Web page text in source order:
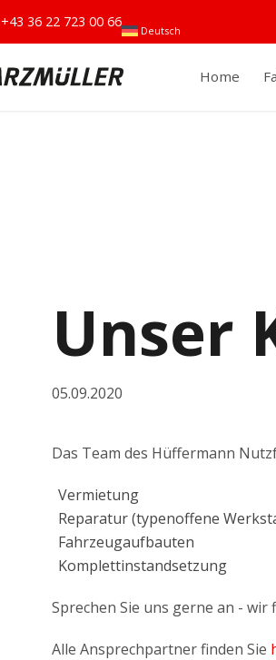
Deutsch
+43 36 22 723 00 66
Home
Unser
05.09.2020
Das Team des Hüffermann
Vermietung
Reparatur (typenoffene
Fahrzeugaufbauten
Komplettinstandsetzung
Sprechen Sie uns gerne an -
Alle Ansprechpartner finden Sie